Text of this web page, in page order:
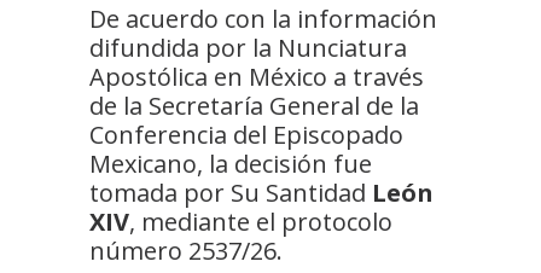
De acuerdo con la información
difundida por la Nunciatura
Apostólica en México a través
de la Secretaría General de la
Conferencia del Episcopado
Mexicano, la decisión fue
tomada por Su Santidad León
XIV, mediante el protocolo
número 2537/26.